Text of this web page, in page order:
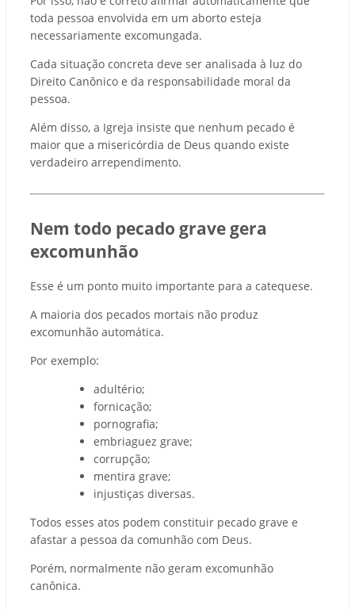
toda pessoa envolvida em um aborto esteja
necessariamente excomungada.
Cada situação concreta deve ser analisada à luz do
Direito Canônico e da responsabilidade moral da
pessoa.
Além disso, a Igreja insiste que nenhum pecado é
maior que a misericórdia de Deus quando existe
verdadeiro arrependimento.
Nem todo pecado grave gera
excomunhão
Esse é um ponto muito importante para a catequese.
A maioria dos pecados mortais não produz
excomunhão automática.
Por exemplo:
adultério;
fornicação;
pornografia;
embriaguez grave;
corrupção;
mentira grave;
injustiças diversas.
Todos esses atos podem constituir pecado grave e
afastar a pessoa da comunhão com Deus.
Porém, normalmente não geram excomunhão
canônica.